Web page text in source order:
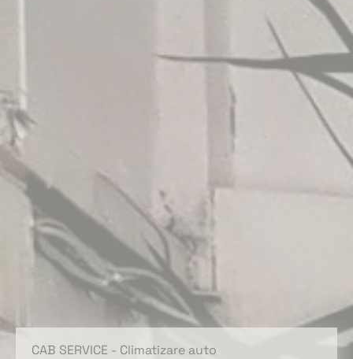
CAB SERVICE - Climatizare auto